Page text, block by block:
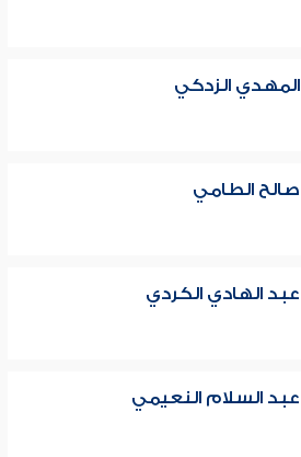
المهدي الزدكي
صالح الطامي
عبد الهادي الكردي
عبد السلام النعيمي